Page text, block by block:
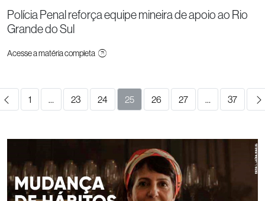
Polícia Penal reforça equipe mineira de apoio ao Rio
Grande do Sul
Acesse a matéria completa
1 23 24 25 26 27 37